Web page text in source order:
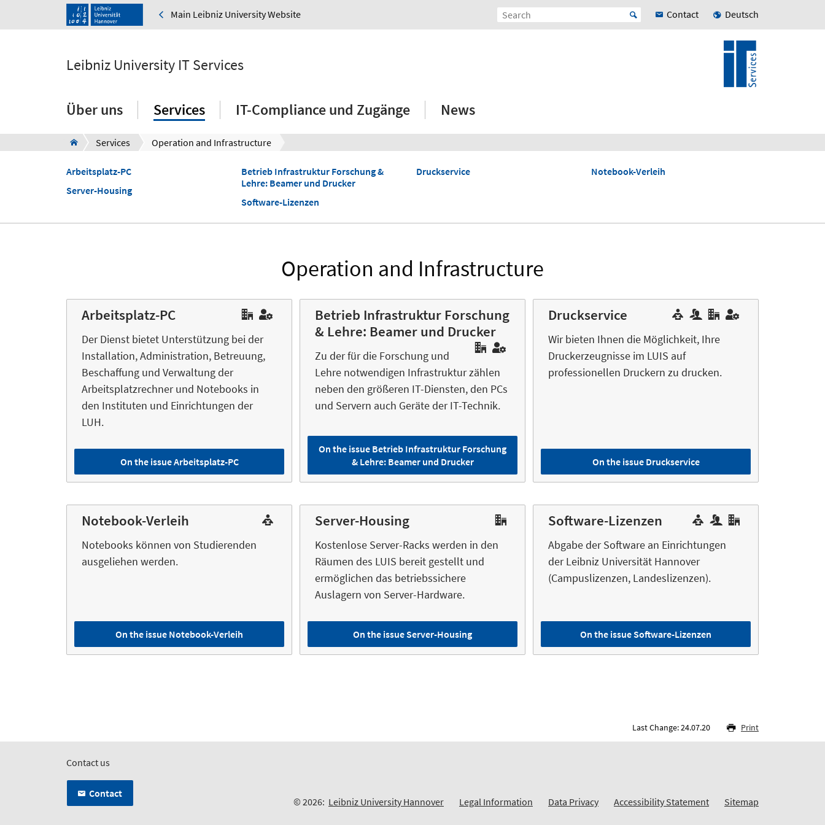
Main Leibniz University Website Contact Deutsch
Leibniz University IT Services
Über uns Services IT-Compliance und Zugänge News
Services Operation and Infrastructure
Arbeitsplatz-PC
Server-Housing
Betrieb Infrastruktur Forschung &
Lehre: Beamer und Drucker
Software-Lizenzen
Druckservice Notebook-Verleih
Operation and Infrastructure
Arbeitsplatz-PC
Der Dienst bietet Unterstützung bei der
Installation, Administration, Betreuung,
Beschaffung und Verwaltung der
Arbeitsplatzrechner und Notebooks in
den Instituten und Einrichtungen der
LUH.
On the issue Arbeitsplatz-PC
Betrieb Infrastruktur Forschung
& Lehre: Beamer und Drucker
Zu der für die Forschung und
Lehre notwendigen Infrastruktur zählen
neben den größeren IT-Diensten, den PCs
und Servern auch Geräte der IT-Technik.
On the issue Betrieb Infrastruktur Forschung
& Lehre: Beamer und Drucker
Druckservice
Wir bieten Ihnen die Möglichkeit, Ihre
Druckerzeugnisse im LUIS auf
professionellen Druckern zu drucken.
On the issue Druckservice
Notebook-Verleih
Notebooks können von Studierenden
ausgeliehen werden.
On the issue Notebook-Verleih
Server-Housing
Kostenlose Server-Racks werden in den
Räumen des LUIS bereit gestellt und
ermöglichen das betriebssichere
Auslagern von Server-Hardware.
On the issue Server-Housing
Software-Lizenzen
Abgabe der Software an Einrichtungen
der Leibniz Universität Hannover
(Campuslizenzen, Landeslizenzen).
On the issue Software-Lizenzen
Last Change: 24.07.20 Print
Contact us
Contact
© 2026: Leibniz University Hannover Legal Information Data Privacy Accessibility Statement Sitemap